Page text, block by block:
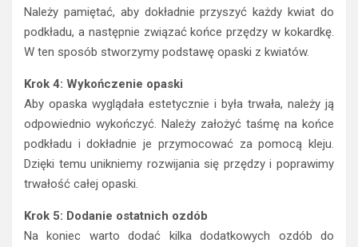
Należy pamiętać, aby dokładnie przyszyć każdy kwiat do
podkładu, a następnie związać końce przędzy w kokardkę.
W ten sposób stworzymy podstawę opaski z kwiatów.
Krok 4: Wykończenie opaski
Aby opaska wyglądała estetycznie i była trwała, należy ją
odpowiednio wykończyć. Należy założyć taśmę na końce
podkładu i dokładnie je przymocować za pomocą kleju.
Dzięki temu unikniemy rozwijania się przędzy i poprawimy
trwałość całej opaski.
Krok 5: Dodanie ostatnich ozdób
Na koniec warto dodać kilka dodatkowych ozdób do